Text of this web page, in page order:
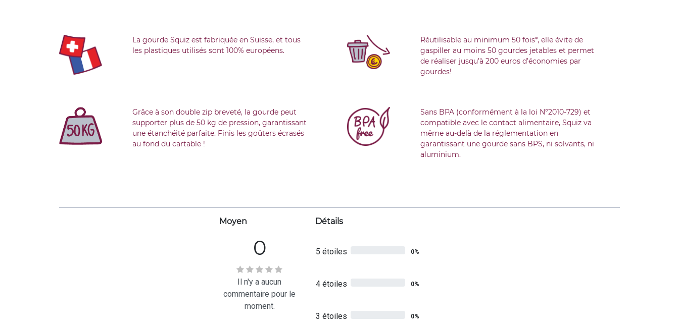
La gourde Squiz est fabriquée en Suisse, et tous
les plastiques utilisés sont 100% européens.
Réutilisable au minimum 50 fois*, elle évite de
gaspiller au moins 50 gourdes jetables et permet
de réaliser jusqu’à 200 euros d’économies par
gourdes!
Grâce à son double zip breveté, la gourde peut
supporter plus de 50 kg de pression, garantissant
une étanchéité parfaite. Finis les goûters écrasés
au fond du cartable !
Sans BPA (conformément à la loi N°2010-729) et
compatible avec le contact alimentaire, Squiz va
même au-delà de la réglementation en
garantissant une gourde sans BPS, ni solvants, ni
aluminium.
Moyen
0
Il n'y a aucun
commentaire pour le
moment.
Détails
5 étoiles 0%
4 étoiles 0%
3 étoiles 0%